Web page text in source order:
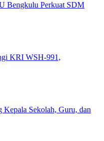
Bengkulu Perkuat SDM
KRI WSH-991,
Sekolah, Guru, dan